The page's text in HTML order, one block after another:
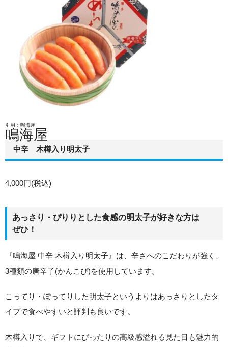
引用：鳴海屋
鳴海屋
中辛 木樽入り明太子
4,000円(税込)
あっさり・ぴりりとした食感の明太子が好きな方は
ぜひ！
『鳴海屋 中辛 木樽入り明太子』は、辛さへのこだわりが強く、
3種類の唐辛子(かんこぴ)を使用しています。
こってり・ぽってりした明太子というよりはあっさりとしたタ
イプで食べやすいと評判も良いです。
木樽入りで、ギフトにぴったりの高級感溢れる見た目も魅力的